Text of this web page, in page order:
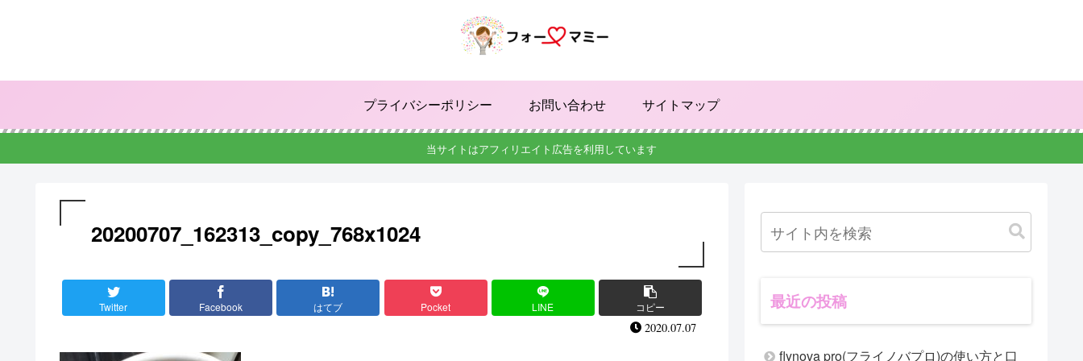
プライバシーポリシー お問い合わせ サイトマップ
当サイトはアフィリエイト広告を利用しています
20200707_162313_copy_768x1024
Twitter Facebook はてブ Pocket LINE コピー
2020.07.07
最近の投稿
flynova pro(フライノバプロ)の使い方と口